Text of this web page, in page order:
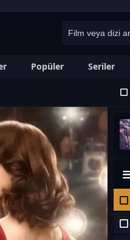
Popüler Seriler